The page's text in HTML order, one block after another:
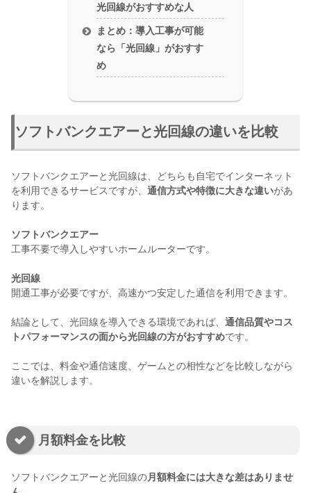
光回線がおすすめな人
まとめ：導入工事が可能
なら「光回線」がおすす
め
ソフトバンクエアーと光回線の違いを比較
ソフトバンクエアーと光回線は、どちらも自宅でインターネット
を利用できるサービスですが、 通信方式や特徴に大きな違いがあ
ります。
ソフトバンクエアー
工事不要で導入しやすいホームルーターです。
光回線
開通工事が必要ですが、高速かつ安定した通信を利用できます。
結論として、光回線を導入できる環境であれば、 通信品質やコス
トパフォーマンスの面から光回線の方がおすすめです。
ここでは、料金や通信速度、ゲームとの相性などを比較しながら
違いを解説します。
月額料金を比較
ソフトバンクエアーと光回線の月額料金には大きな差はありませ